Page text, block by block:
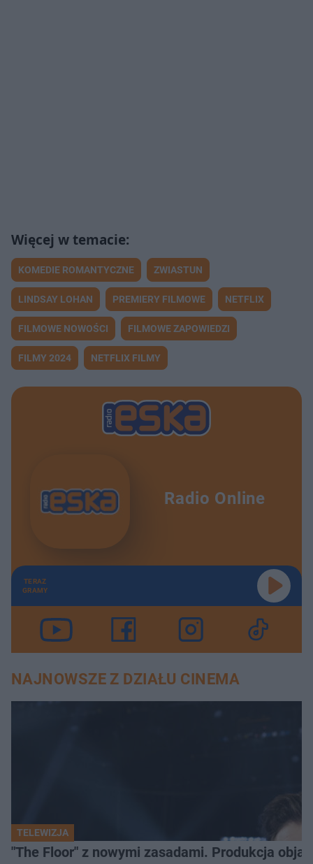
KOMEDIE ROMANTYCZNE ZWIASTUN
LINDSAY LOHAN PREMIERY FILMOWE NETFLIX
FILMOWE NOWOŚCI FILMOWE ZAPOWIEDZI
FILMY 2024 NETFLIX FILMY
Radio Online
TERAZ
GRAMY
NAJNOWSZE Z DZIAŁU CINEMA
TELEWIZJA
"The Floor" z nowymi zasadami. Produkcja